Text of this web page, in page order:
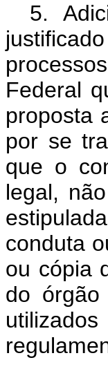
5.
Federal
proposta
por se
que o
legal,
conduta
ou cópia
do